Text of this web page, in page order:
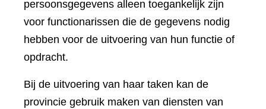
persoonsgegevens alleen toegankelijk zijn
voor functionarissen die de gegevens nodig
hebben voor de uitvoering van hun functie of
opdracht.
Bij de uitvoering van haar taken kan de
provincie gebruik maken van diensten van